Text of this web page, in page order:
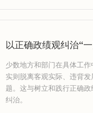
以正确政绩观纠治“
少数地方和部门在具体工
实则脱离客观实际、违背
题。这与树立和践行正确
纠治。